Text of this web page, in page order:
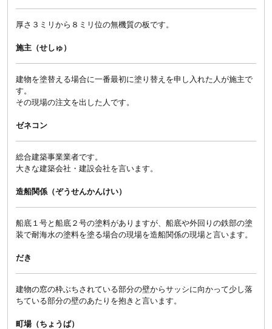
厚さ３ミリから８ミリ位の無機質の板です。
施主（せしゅ）
建物を塗替える場合に一番最初に塗り替えを申し入れた人が施主で
す。
その現場の注文を出した人です。
ゼネコン
総合建築事業業者です。
大きな建築会社・建設会社を言います。
造船関係（ぞうせんかんけい）
船底１号と船底２号の塗料がありますが、船底や外回りの鉄部の塗
装で耐海水の塗料を塗る場合の現場を造船関係の現場と言います。
だき
建物の窓の枠ぶちされている部分の壁からサッシに向かって少し落
ちている部分の壁のあたりを抱きと言います。
町場（ちょうば）